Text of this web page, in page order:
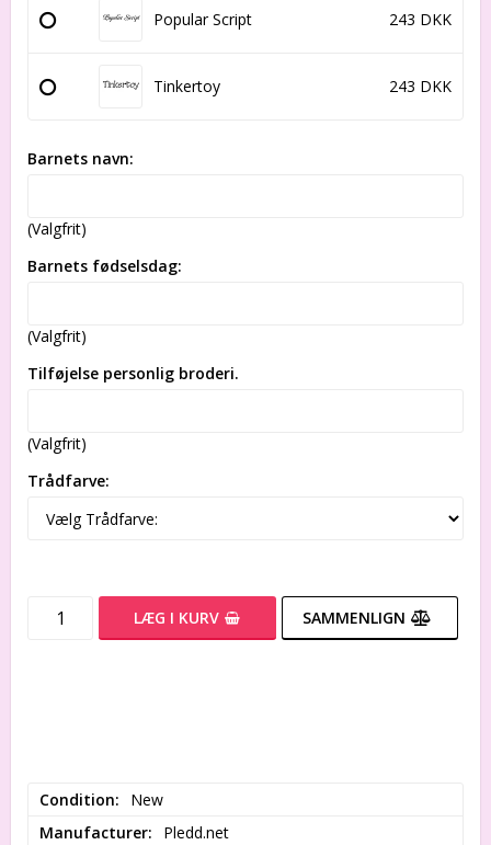
Popular Script 243 DKK
Tinkertoy 243 DKK
Barnets navn:
(Valgfrit)
Barnets fødselsdag:
(Valgfrit)
Tilføjelse personlig broderi.
(Valgfrit)
Trådfarve:
LÆG I KURV SAMMENLIGN
Condition
New
Manufacturer
Pledd.net